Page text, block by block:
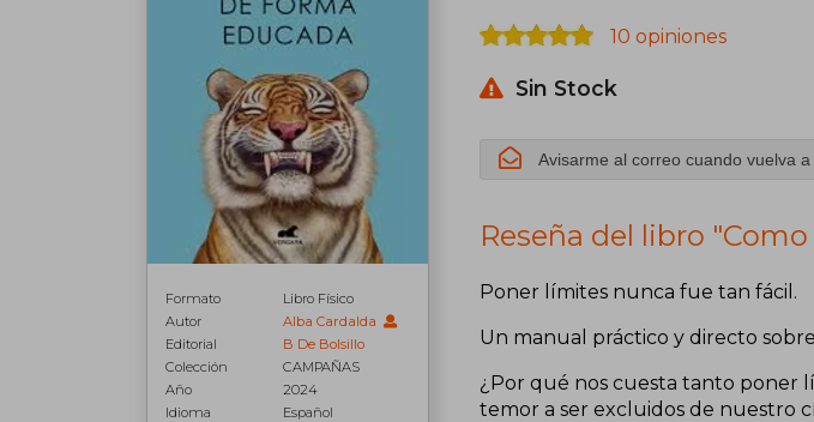
Formato
Libro Físico
Autor
Alba Cardalda
Editorial
B De Bolsillo
Colección
CAMPAÑAS
Año
2024
Idioma
Español
10 opiniones
Sin Stock
Avisarme al correo cuando vuelva
Reseña del libro
Poner límites nunca fue tan fácil.
Un manual práctico y directo
¿Por qué nos cuesta tanto poner
temor a ser excluidos de nuestro